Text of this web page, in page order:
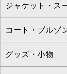
ニット・セー
カーディガン
アンサンブル
ドレス
チュニック
ジャンパース
フルレングス
クロップド・
ガウチョ・ワ
すべてのスカ
ロング・マキ
ひざ丈スカート
ジャケット・ス
すべてのジャ
テーラードジ
コート・ブルゾ
すべてのコー
グッズ・小物